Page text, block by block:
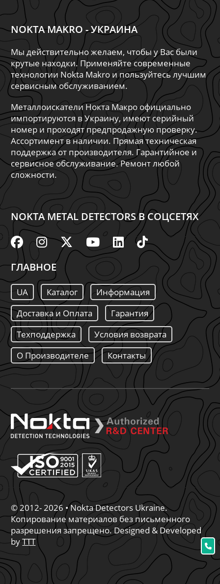
NOKTA MAKRO - УКРАИНА
Мы действительно желаем, чтобы у Вас были
крутые находки. Применяйте современные
технологии Nokta Makro и пользуйтесь лучшим
сервисным обслуживанием.
Металлоискатели Нокта Макро официально
импортируются в Украину, имеют серийный
номер и проходят предпродажную проверку.
Ассортимент в наличии. Прямая техническая
поддержка от производителя. Гарантийное и
сервисное обслуживание. Ремонт любой
сложности.
NOKTA METAL DETECTORS В СОЦСЕТЯХ
ГЛАВНОЕ
UA Каталог
Информация
Доставка и Оплата
Гарантия
Техподдержка
Условия возврата
О Производителе
Контакты
© 2012- 2026 • Nokta Detectors Ukraine.
Копирование материалов без письменного
разрешения запрещено. Designed & Developed
byTTT